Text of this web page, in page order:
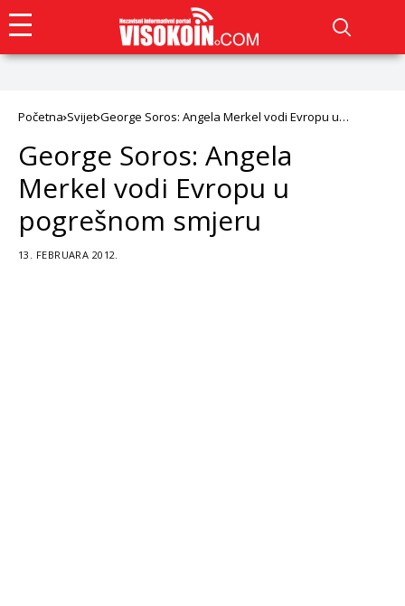
Početna Svijet George Soros: Angela Merkel vodi Evropu u
George Soros: Angela
Merkel vodi Evropu u
pogrešnom smjeru
13. FEBRUARA 2012.